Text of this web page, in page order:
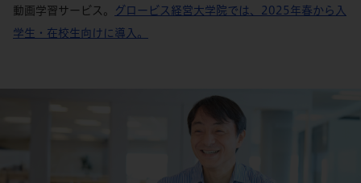
動画学習サービス。
グロービス経営大学院では、2025年春から入
学生・在校生向けに導入。